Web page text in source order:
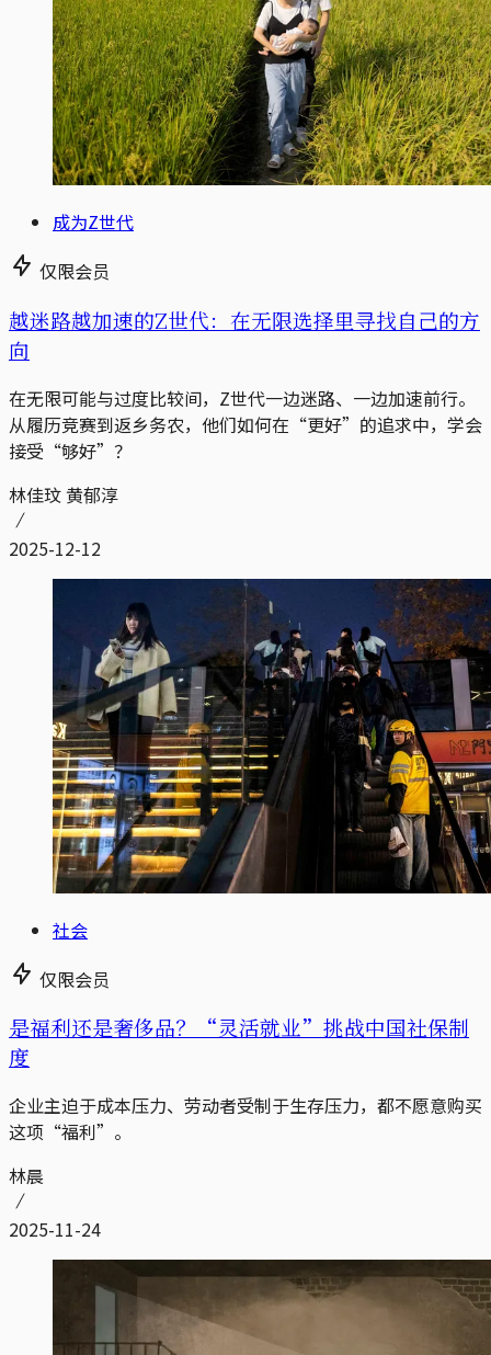
成为Z世代
仅限会员
越迷路越加速的Z世代：在无限选择里寻找自己的方
向
在无限可能与过度比较间，Z世代一边迷路、一边加速前行。
从履历竞赛到返乡务农，他们如何在“更好”的追求中，学会
接受“够好”？
林佳玟 黄郁淳
2025-12-12
社会
仅限会员
是福利还是奢侈品？“灵活就业”挑战中国社保制
度
企业主迫于成本压力、劳动者受制于生存压力，都不愿意购买
这项“福利”。
林晨
2025-11-24